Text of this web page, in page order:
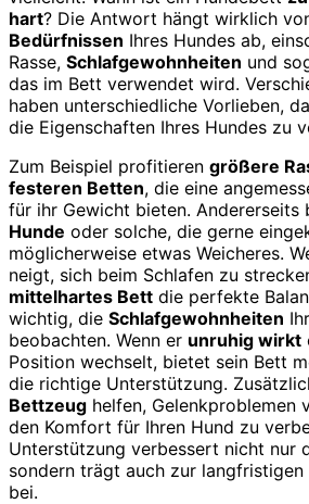
hart? Die Antwort hängt wirklich
Bedürfnissen Ihres Hundes ab,
Rasse, Schlafgewohnheiten und
das im Bett verwendet wird.
haben unterschiedliche Vorlieben,
die Eigenschaften Ihres Hundes zu
Zum Beispiel profitieren größere
festeren Betten, die eine
für ihr Gewicht bieten. Andererseits
Hunde oder solche, die gerne
möglicherweise etwas Weicheres.
neigt, sich beim Schlafen zu
mittelhartes Bett die perfekte
wichtig, die Schlafgewohnheiten
beobachten. Wenn er unruhig wirkt
Position wechselt, bietet sein Bett
die richtige Unterstützung.
Bettzeug helfen, Gelenkproblemen
den Komfort für Ihren Hund zu
Unterstützung verbessert nicht nur
sondern trägt auch zur langfristigen
bei.